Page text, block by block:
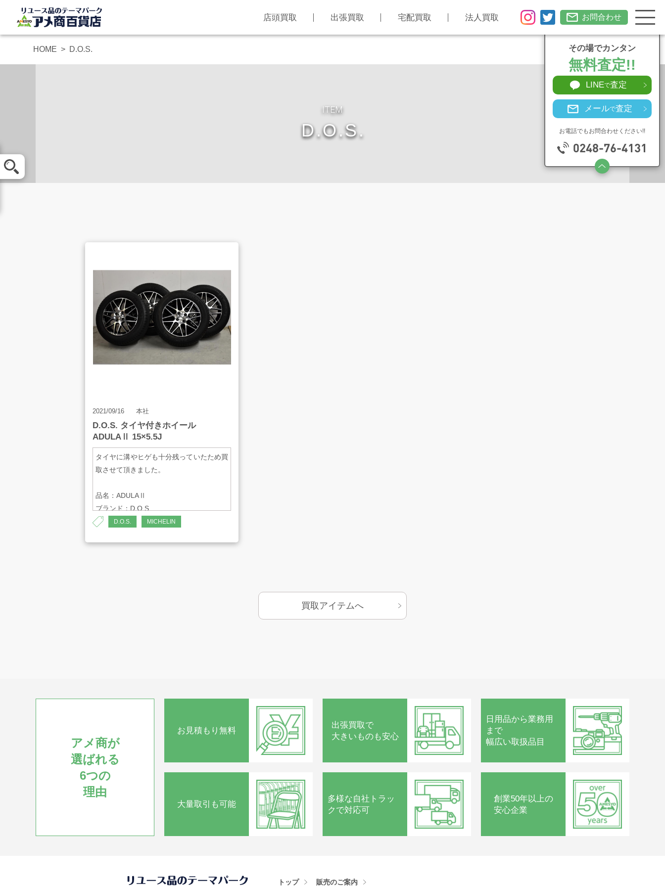
店頭買取 出張買取 宅配買取 法人買取 お問合わせ
店舗案内
お問合せ
プライバシーポリシー 古物営業法に基づく表示
その場でカンタン
無料査定!!
LINEで査定
メールで査定
お電話でもお問合わせください!!
0248-76-4131
HOME D.O.S.
ITEM
D.O.S.
2021/09/16 本社
D.O.S. タイヤ付きホイール
ADULAⅡ 15×5.5J
タイヤに溝やヒゲも十分残っていたため買
取させて頂きました。
品名：ADULAⅡ
ブランド：D.O.S.
サイズ：15×5.5J
タイヤ
D.O.S. MICHELIN
買取アイテムへ
アメ商が
選ばれる
6つの
理由
お見積もり無料
出張買取で
大きいものも安心
日用品から業務用
まで
幅広い取扱品目
大量取引も可能
多様な自社トラッ
クで対応可
創業50年以上の
安心企業
トップ 販売のご案内